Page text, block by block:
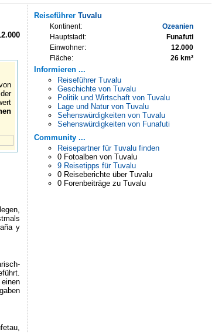
y
Reiseführer Tuvalu
Kontinent:
Ozeanien
Hauptstadt:
Funafuti
Einwohner:
12.000
Fläche:
26 km²
Informieren ...
Reiseführer Tuvalu
Geschichte von Tuvalu
Politik und Wirtschaft von Tuvalu
Lage und Natur von Tuvalu
Sehenswürdigkeiten von Tuvalu
Sehenswürdigkeiten von Funafuti
Community ...
Reisepartner für Tuvalu finden
0 Fotoalben von Tuvalu
9 Reisetipps für Tuvalu
0 Reiseberichte über Tuvalu
0 Forenbeiträge zu Tuvalu